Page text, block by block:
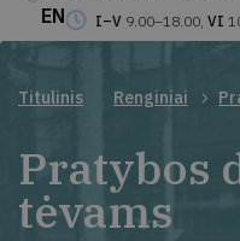
I–V 9.00–18.00, VI
EN
Titulinis Renginiai
Pratybos
tėvams